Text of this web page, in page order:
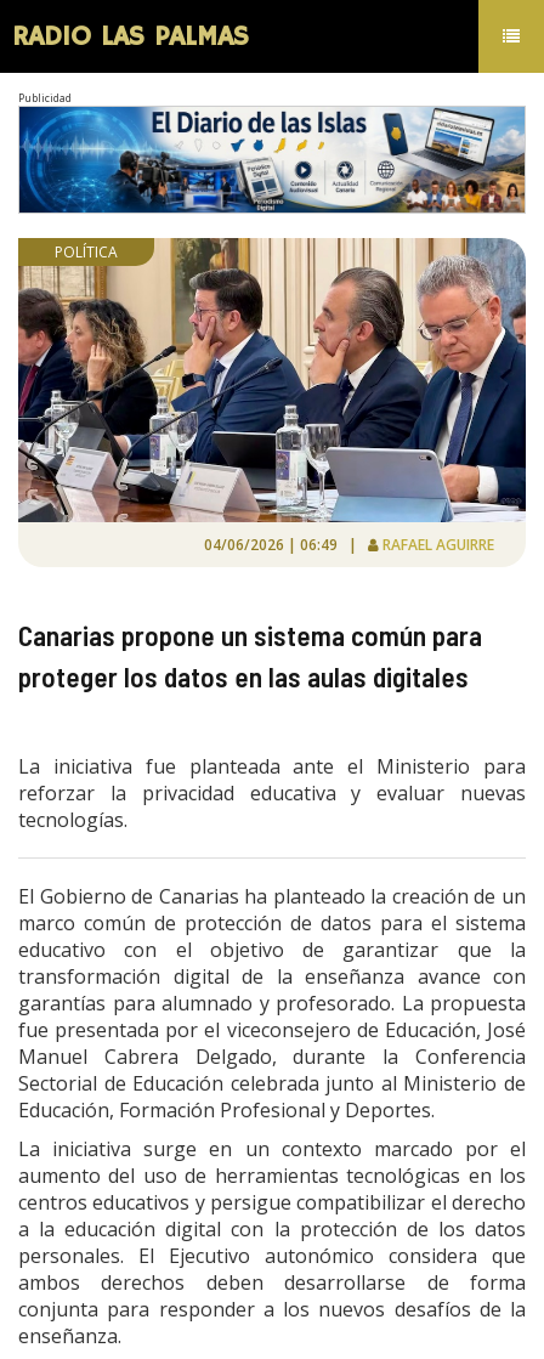
RADIO LAS PALMAS
Publicidad
POLÍTICA
04/06/2026 | 06:49 | RAFAEL AGUIRRE
Canarias propone un sistema común para
proteger los datos en las aulas digitales
La iniciativa fue planteada ante el Ministerio para
reforzar la privacidad educativa y evaluar nuevas
tecnologías.
El Gobierno de Canarias ha planteado la creación de un
marco común de protección de datos para el sistema
educativo con el objetivo de garantizar que la
transformación digital de la enseñanza avance con
garantías para alumnado y profesorado. La propuesta
fue presentada por el viceconsejero de Educación, José
Manuel Cabrera Delgado, durante la Conferencia
Sectorial de Educación celebrada junto al Ministerio de
Educación, Formación Profesional y Deportes.
La iniciativa surge en un contexto marcado por el
aumento del uso de herramientas tecnológicas en los
centros educativos y persigue compatibilizar el derecho
a la educación digital con la protección de los datos
personales. El Ejecutivo autonómico considera que
ambos derechos deben desarrollarse de forma
conjunta para responder a los nuevos desafíos de la
enseñanza.